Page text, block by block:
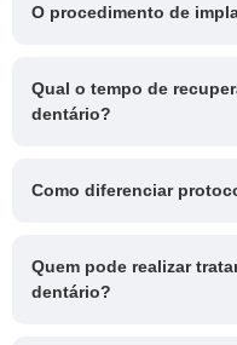
O procedimento de
Qual o tempo de
dentário?
Como diferenciar
Quem pode realizar
dentário?